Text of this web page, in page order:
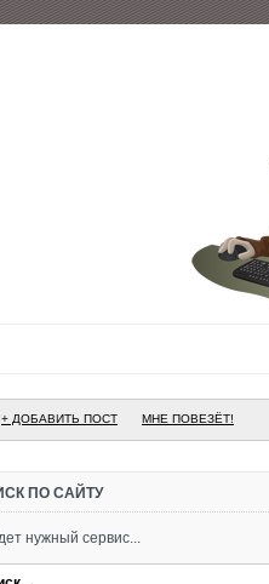
+ ДОБАВИТЬ ПОСТ МНЕ ПОВЕЗЁТ!
ПО САЙТУ
нужный сервис...